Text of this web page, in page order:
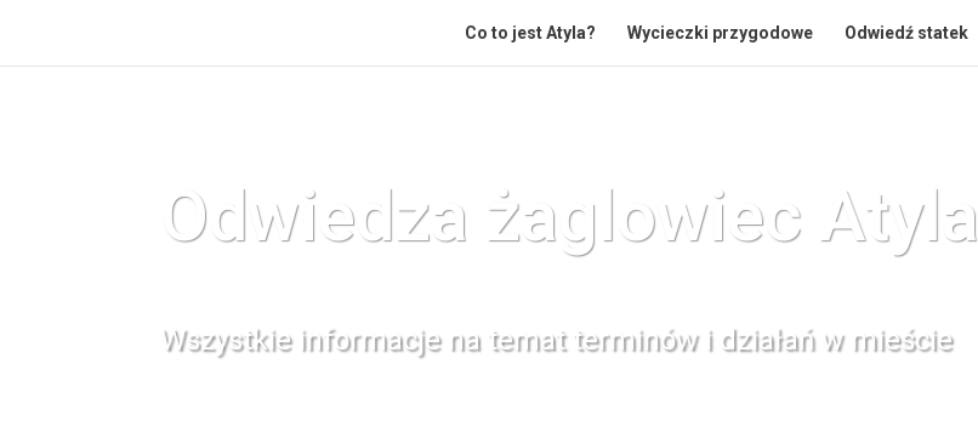
Co to jest Atyla? Wycieczki przygodowe Odwiedź statek
Odwiedza żaglowiec Atyla
Wszystkie informacje na temat terminów i działań w mieście